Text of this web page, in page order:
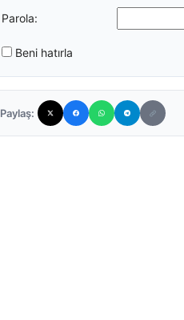
Parola:
Beni hatırla
Paylaş: